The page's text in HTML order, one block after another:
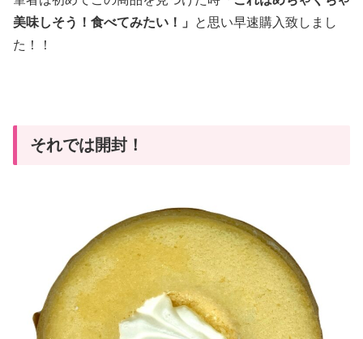
美味しそう！食べてみたい！」
と思い早速購入致しまし
た！！
それでは開封！